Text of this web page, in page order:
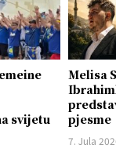
svijetu
Melisa
pjesme
7. Jula